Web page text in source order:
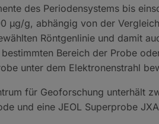
des Periodensystems bis
µg/g, abhängig von der
Röntgenlinie und damit
Bereich der Probe
unter dem Elektronenstrahl
für Geoforschung unterhält
und eine JEOL Superprobe